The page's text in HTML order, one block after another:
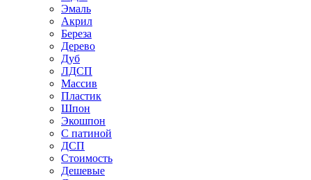
Эмаль
Акрил
Береза
Дерево
Дуб
ЛДСП
Массив
Пластик
Шпон
Экошпон
С патиной
ДСП
Стоимость
Дешевые